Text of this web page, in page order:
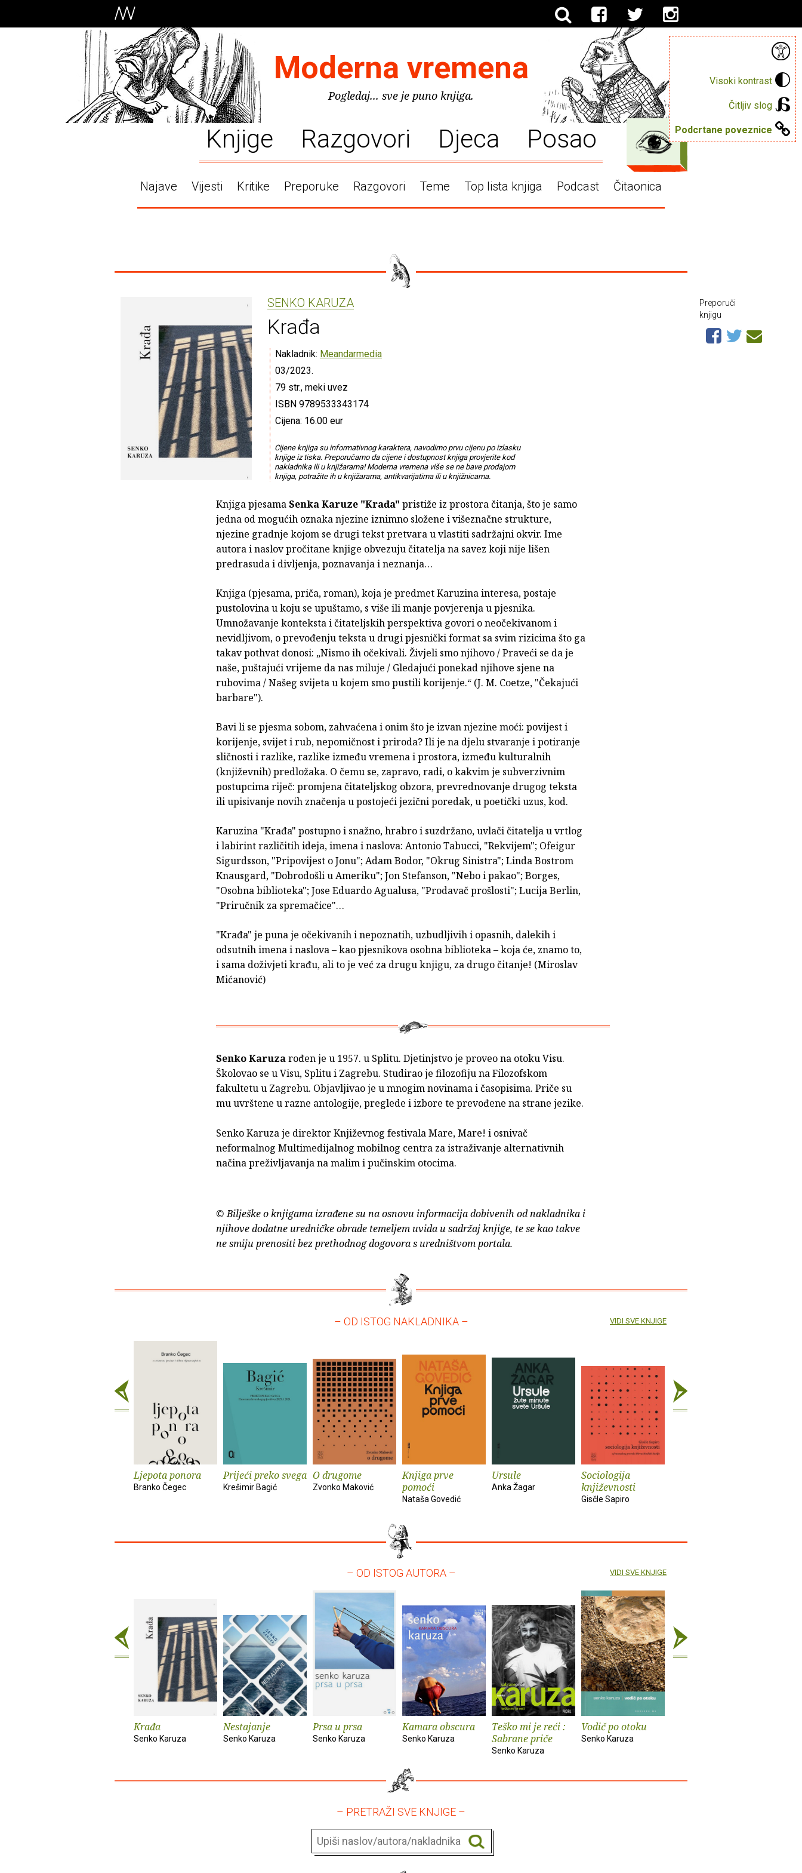
Visoki kontrast
Čitljiv slog
Podcrtane poveznice
Moderna vremena
Pogledaj... sve je puno knjiga.
Knjige Razgovori Djeca Posao
Najave Vijesti Kritike Preporuke Razgovori Teme Top lista knjiga Podcast Čitaonica
SENKO KARUZA
Krađa
Nakladnik: Meandarmedia
03/2023.
79 str., meki uvez
ISBN 9789533343174
Cijena: 16.00 eur
Cijene knjiga su informativnog karaktera, navodimo prvu cijenu po izlasku
knjige iz tiska. Preporučamo da cijene i dostupnost knjiga provjerite kod
nakladnika ili u knjižarama! Moderna vremena više se ne bave prodajom
knjiga, potražite ih u knjižarama, antikvarijatima ili u knjižnicama.
Knjiga pjesamaSenka Karuze "Krađa" pristiže iz prostora čitanja, što je samo
jedna od mogućih oznaka njezine iznimno složene i višeznačne strukture,
njezine gradnje kojom se drugi tekst pretvara u vlastiti sadržajni okvir. Ime
autora i naslov pročitane knjige obvezuju čitatelja na savez koji nije lišen
predrasuda i divljenja, poznavanja i neznanja…
Knjiga (pjesama, priča, roman), koja je predmet Karuzina interesa, postaje
pustolovina u koju se upuštamo, s više ili manje povjerenja u pjesnika.
Umnožavanje konteksta i čitateljskih perspektiva govori o neočekivanom i
nevidljivom, o prevođenju teksta u drugi pjesnički format sa svim rizicima što ga
takav pothvat donosi: „Nismo ih očekivali. Živjeli smo njihovo / Praveći se da je
naše, puštajući vrijeme da nas miluje / Gledajući ponekad njihove sjene na
rubovima / Našeg svijeta u kojem smo pustili korijenje.“ (J. M. Coetze, "Čekajući
barbare").
Bavi li se pjesma sobom, zahvaćena i onim što je izvan njezine moći: povijest i
korijenje, svijet i rub, nepomičnost i priroda? Ili je na djelu stvaranje i potiranje
sličnosti i razlike, razlike između vremena i prostora, između kulturalnih
(književnih) predložaka. O čemu se, zapravo, radi, o kakvim je subverzivnim
postupcima riječ: promjena čitateljskog obzora, prevrednovanje drugog teksta
ili upisivanje novih značenja u postojeći jezični poredak, u poetički uzus, kod.
Karuzina "Krađa" postupno i snažno, hrabro i suzdržano, uvlači čitatelja u vrtlog
i labirint različitih ideja, imena i naslova: Antonio Tabucci, "Rekvijem"; Ofeigur
Sigurdsson, "Pripovijest o Jonu"; Adam Bodor, "Okrug Sinistra"; Linda Bostrom
Knausgard, "Dobrodošli u Ameriku"; Jon Stefanson, "Nebo i pakao"; Borges,
"Osobna biblioteka"; Jose Eduardo Agualusa, "Prodavač prošlosti"; Lucija Berlin,
"Priručnik za spremačice"…
"Krađa" je puna je očekivanih i nepoznatih, uzbudljivih i opasnih, dalekih i
odsutnih imena i naslova – kao pjesnikova osobna biblioteka – koja će, znamo to,
i sama doživjeti krađu, ali to je već za drugu knjigu, za drugo čitanje! (Miroslav
Mićanović)
Senko Karuzarođen je u 1957. u Splitu. Djetinjstvo je proveo na otoku Visu.
Školovao se u Visu, Splitu i Zagrebu. Studirao je filozofiju na Filozofskom
fakultetu u Zagrebu. Objavljivao je u mnogim novinama i časopisima. Priče su
mu uvrštene u razne antologije, preglede i izbore te prevođene na strane jezike.
Senko Karuza je direktor Književnog festivala Mare, Mare! i osnivač
neformalnog Multimedijalnog mobilnog centra za istraživanje alternativnih
načina preživljavanja na malim i pučinskim otocima.
© Bilješke o knjigama izrađene su na osnovu informacija dobivenih od nakladnika i
njihove dodatne uredničke obrade temeljem uvida u sadržaj knjige, te se kao takve
ne smiju prenositi bez prethodnog dogovora s uredništvom portala.
Preporuči
knjigu
– OD ISTOG NAKLADNIKA –
Ljepota ponora
Branko Čegec
Prijeći preko svega
Krešimir Bagić
O drugome
Zvonko Maković
Knjiga prve
pomoći
Nataša Govedić
Ursule
Anka Žagar
Sociologija
književnosti
Gisčle Sapiro
VIDI SVE KNJIGE
– OD ISTOG AUTORA –
Krađa
Senko Karuza
Nestajanje
Senko Karuza
Prsa u prsa
Senko Karuza
Kamara obscura
Senko Karuza
Teško mi je reći :
Sabrane priče
Senko Karuza
Vodič po otoku
Senko Karuza
VIDI SVE KNJIGE
– PRETRAŽI SVE KNJIGE –